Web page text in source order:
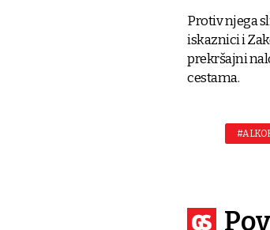
Protiv njega
iskaznici i
prekršajni
cestama.